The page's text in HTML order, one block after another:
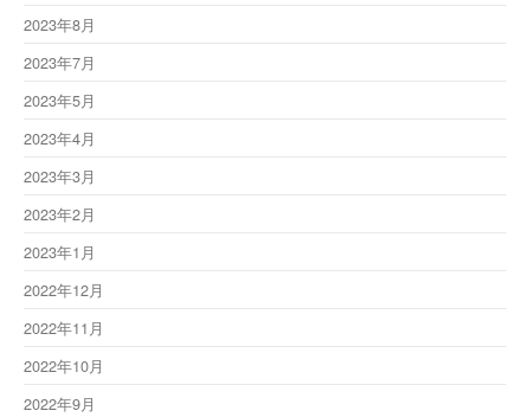
2023年8月
2023年7月
2023年5月
2023年4月
2023年3月
2023年2月
2023年1月
2022年12月
2022年11月
2022年10月
2022年9月